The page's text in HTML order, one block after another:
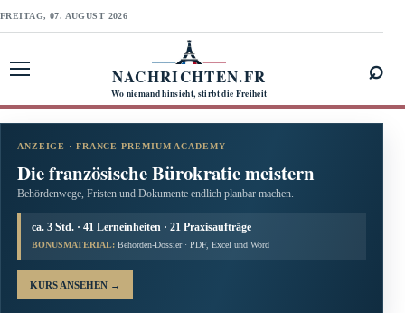
FREITAG, 07. AUGUST 2026
NACHRICHTEN.FR
Wo niemand hinsieht, stirbt die Freiheit
⌕
ANZEIGE · FRANCE PREMIUM ACADEMY
Die französische Bürokratie meistern
Behördenwege, Fristen und Dokumente endlich planbar machen.
ca. 3 Std. · 41 Lerneinheiten · 21 Praxisaufträge
BONUSMATERIAL: Behörden-Dossier · PDF, Excel und Word
KURS ANSEHEN →